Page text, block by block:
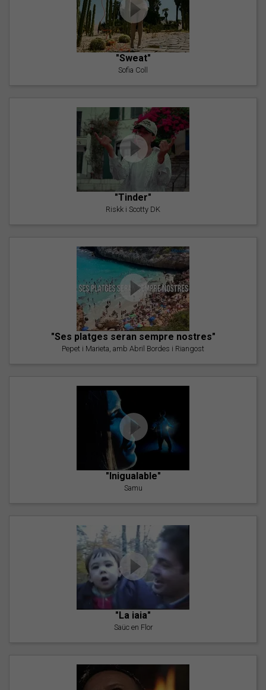
"Sweat"
Sofia Coll
"Tinder"
Riskk i Scotty DK
"Ses platges seran sempre nostres"
Pepet i Marieta, amb Abril Bordes i Riangost
"Inigualable"
Samu
"La iaia"
Saüc en Flor